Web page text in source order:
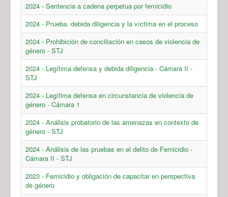
2024 - Sentencia a cadena perpetua por femicidio
2024 - Prueba, debida diligencia y la víctima en el proceso
2024 - Prohibición de conciliación en casos de violencia de
género - STJ
2024 - Legítima defensa y debida diligencia - Cámara II -
STJ
2024 - Legítima defensa en circunstancia de violencia de
género - Cámara 1
2024 - Análisis probatorio de las amenazas en contexto de
género - STJ
2024 - Análisis de las pruebas en el delito de Femicidio -
Cámara II - STJ
2023 - Femicidio y obligación de capacitar en perspectiva
de género